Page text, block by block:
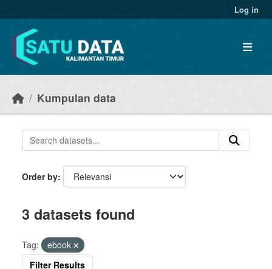
Log in
Kumpulan data
Order by
3 datasets found
Tag:
ebook
Filter Results